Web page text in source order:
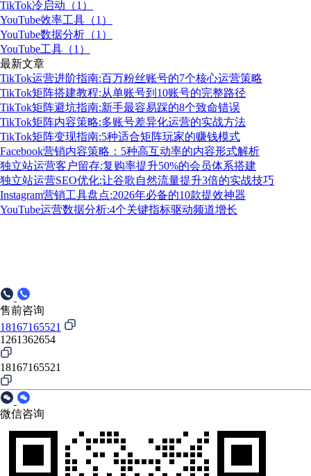
TikTok冷启动（1）
YouTube效率工具（1）
YouTube数据分析（1）
YouTube工具（1）
最新文章
TikTok运营进阶指南:百万粉丝账号的7个核心运营策略
TikTok矩阵搭建教程:从单账号到10账号的完整路径
TikTok矩阵避坑指南:新手最容易踩的8个致命错误
TikTok矩阵内容策略:多账号差异化运营的实战方法
TikTok矩阵变现指南:5种适合矩阵玩家的赚钱模式
Facebook营销内容策略：5种高互动率的内容形式解析
独立站运营客户留存:复购率提升50%的会员体系搭建
独立站运营SEO优化:让谷歌自然流量提升3倍的实战技巧
Instagram营销工具盘点:2026年必备的10款提效神器
YouTube运营数据分析:4个关键指标驱动频道增长
售前咨询
18167165521
1261362654
18167165521
微信咨询